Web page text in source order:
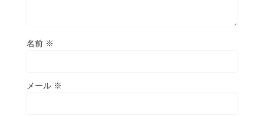
名前 ※
メール ※